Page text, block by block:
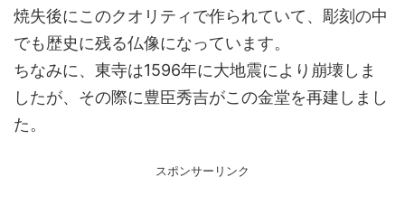
焼失後にこのクオリティで作られていて、彫刻の中
でも歴史に残る仏像になっています。
ちなみに、東寺は1596年に大地震により崩壊しま
したが、その際に豊臣秀吉がこの金堂を再建しまし
た。
スポンサーリンク